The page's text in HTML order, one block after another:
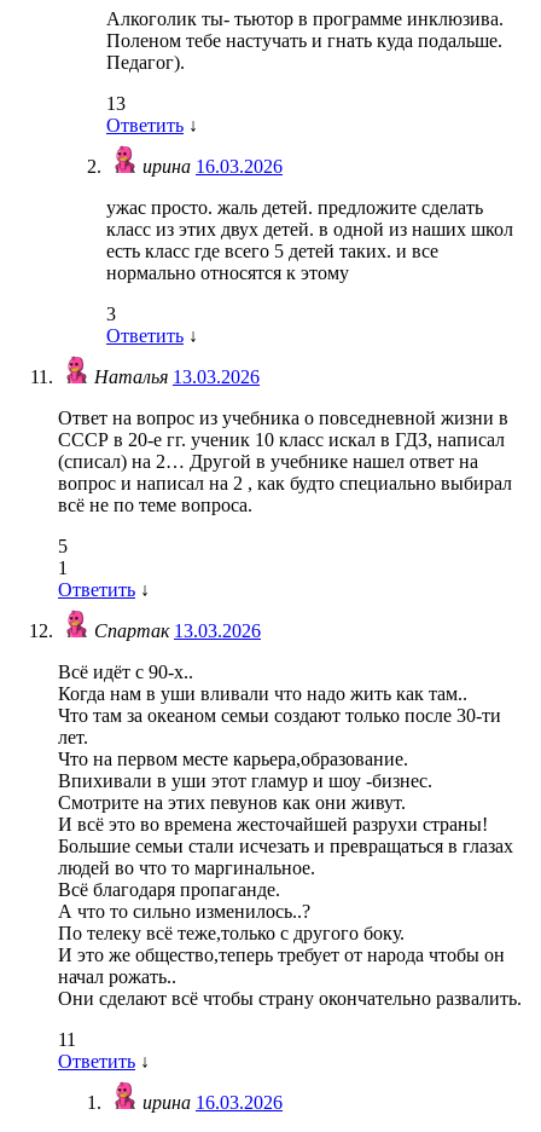
Алкоголик ты- тьютор в программе инклюзива.
Поленом тебе настучать и гнать куда подальше.
Педагог).
13
Ответить ↓
ирина 16.03.2026
ужас просто. жаль детей. предложите сделать
класс из этих двух детей. в одной из наших школ
есть класс где всего 5 детей таких. и все
нормально относятся к этому
3
Ответить ↓
Наталья 13.03.2026
Ответ на вопрос из учебника о повседневной жизни в
СССР в 20-е гг. ученик 10 класс искал в ГДЗ, написал
(списал) на 2… Другой в учебнике нашел ответ на
вопрос и написал на 2 , как будто специально выбирал
всё не по теме вопроса.
5
1
Ответить ↓
Спартак 13.03.2026
Всё идёт с 90-х..
Когда нам в уши вливали что надо жить как там..
Что там за океаном семьи создают только после 30-ти
лет.
Что на первом месте карьера,образование.
Впихивали в уши этот гламур и шоу -бизнес.
Смотрите на этих певунов как они живут.
И всё это во времена жесточайшей разрухи страны!
Большие семьи стали исчезать и превращаться в глазах
людей во что то маргинальное.
Всё благодаря пропаганде.
А что то сильно изменилось..?
По телеку всё теже,только с другого боку.
И это же общество,теперь требует от народа чтобы он
начал рожать..
Они сделают всё чтобы страну окончательно развалить.
11
Ответить ↓
ирина 16.03.2026